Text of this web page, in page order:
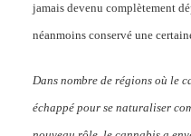
jamais devenu complètement
néanmoins conservé une
Dans nombre de régions où le
échappé pour se naturaliser